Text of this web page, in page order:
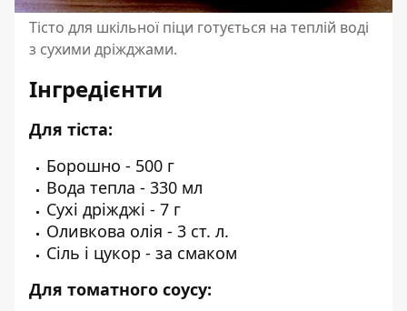
Тісто для шкільної піци готується на теплій воді
з сухими дріжджами.
Інгредієнти
Для тіста:
Борошно - 500 г
Вода тепла - 330 мл
Сухі дріжджі - 7 г
Оливкова олія - 3 ст. л.
Сіль і цукор - за смаком
Для томатного соусу: